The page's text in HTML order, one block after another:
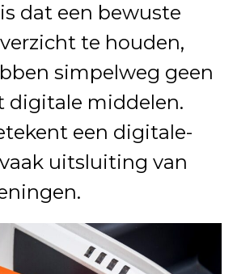
dat een bewuste
te houden,
simpelweg geen
digitale middelen.
een digitale-
uitsluiting van